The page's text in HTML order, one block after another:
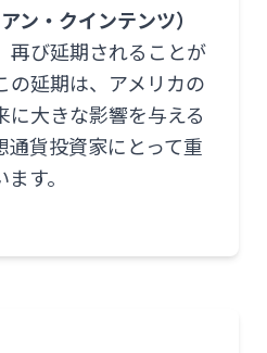
ン・クインテンツ）
再び延期されることが
の延期は、アメリカの
大きな影響を与える
貨投資家にとって重
す。